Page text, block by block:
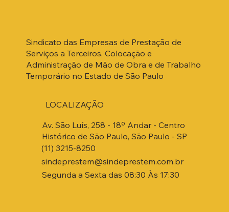
Sindicato das Empresas de Prestação de
Serviços a Terceiros, Colocação e
Administração de Mão de Obra e de Trabalho
Temporário no Estado de São Paulo
Av. São Luís, 258 - 18º Andar - Centro
Histórico de São Paulo, São Paulo - SP
(11) 3215-8250
sindeprestem@sindeprestem.com.br
Segunda a Sexta das 08:30 Às 17:30
LOCALIZAÇÃO